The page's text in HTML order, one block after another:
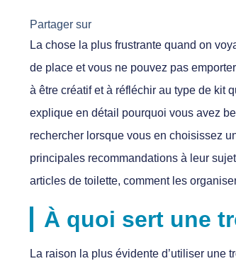
Partager sur
La chose la plus frustrante quand on
de place et vous ne pouvez pas
à être créatif et à réfléchir au type de kit
explique en détail pourquoi vous avez
rechercher lorsque vous en choisissez
principales recommandations à leur
articles de toilette, comment les
À quoi sert une
La raison la plus évidente d’utiliser une